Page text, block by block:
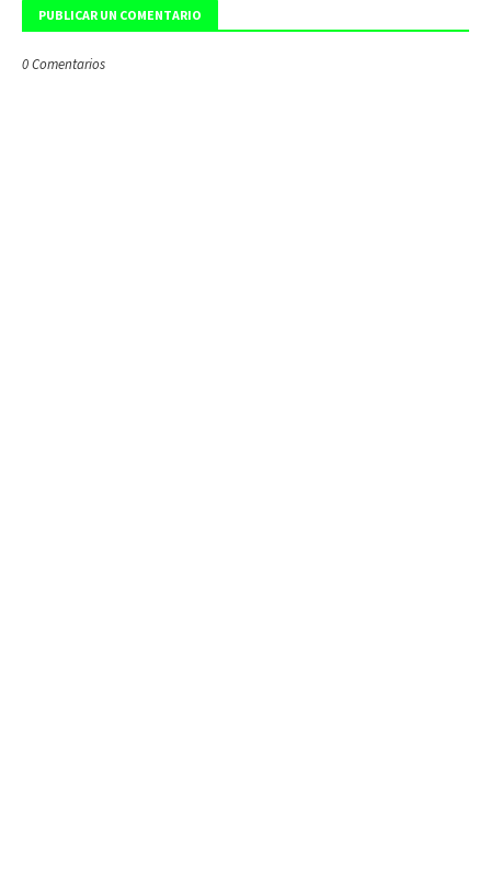
PUBLICAR UN COMENTARIO
0 Comentarios